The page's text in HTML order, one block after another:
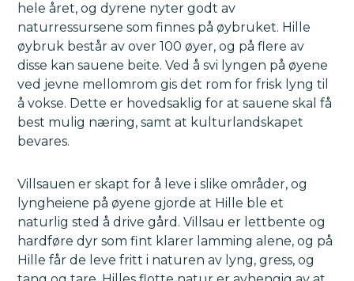
hele året, og dyrene nyter godt av
naturressursene som finnes på øybruket. Hille
øybruk består av over 100 øyer, og på flere av
disse kan sauene beite. Ved å svi lyngen på øyene
ved jevne mellomrom gis det rom for frisk lyng til
å vokse. Dette er hovedsaklig for at sauene skal få
best mulig næring, samt at kulturlandskapet
bevares.
Villsauen er skapt for å leve i slike områder, og
lyngheiene på øyene gjorde at Hille ble et
naturlig sted å drive gård. Villsau er lettbente og
hardføre dyr som fint klarer lamming alene, og på
Hille får de leve fritt i naturen av lyng, gress, og